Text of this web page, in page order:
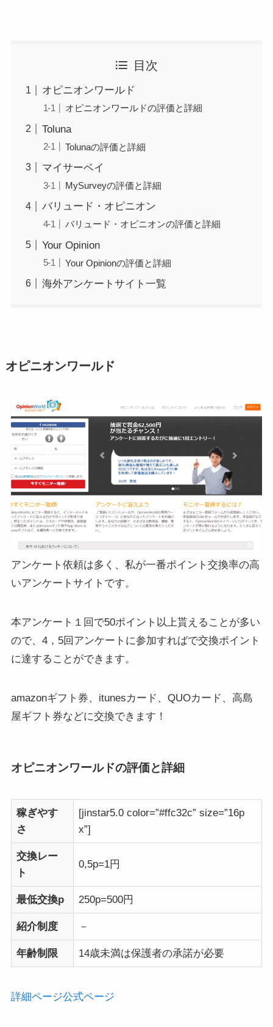
目次
オピニオンワールド
オピニオンワールドの評価と詳細
Toluna
Tolunaの評価と詳細
マイサーベイ
MySurveyの評価と詳細
バリュード・オピニオン
バリュード・オピニオンの評価と詳細
Your Opinion
Your Opinionの評価と詳細
海外アンケートサイト一覧
オピニオンワールド
アンケート依頼は多く、私が一番ポイント交換率の高
いアンケートサイトです。
本アンケート１回で50ポイント以上貰えることが多い
ので、4，5回アンケートに参加すればで交換ポイント
に達することができます。
amazonギフト券、itunesカード、QUOカード、高島
屋ギフト券などに交換できます！
オピニオンワールドの評価と詳細
稼ぎやす
さ
[jinstar5.0 color=”#ffc32c” size=”16p
x”]
交換レー
ト
0,5p=1円
最低交換p 250p=500円
紹介制度 －
年齢制限 14歳未満は保護者の承諾が必要
詳細ページ公式ページ